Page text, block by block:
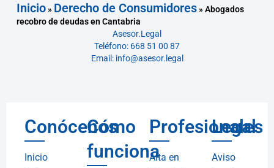
Inicio» Derecho de Consumidores»Abogados
recobro de deudas en Cantabria
Asesor.Legal
Teléfono: 668 51 00 87
Email: info@asesor.legal
Conócenos
Inicio
Cómo
funciona
Profesionales
Alta en
Legal
Aviso